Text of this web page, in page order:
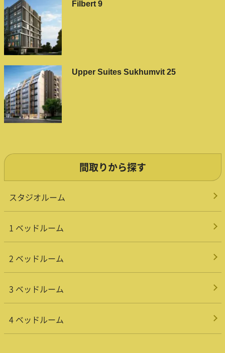
Filbert 9
Upper Suites Sukhumvit 25
間取りから探す
スタジオルーム
1 ベッドルーム
2 ベッドルーム
3 ベッドルーム
4 ベッドルーム